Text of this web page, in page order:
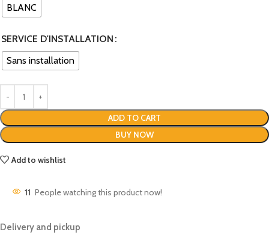
BLANC
SERVICE D'INSTALLATION
Sans installation
ADD TO CART
BUY NOW
Add to wishlist
11 People watching this product now!
Delivery and pickup